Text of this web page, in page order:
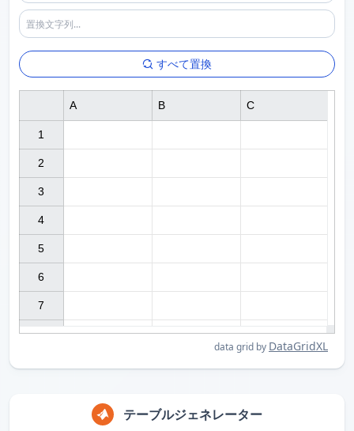
すべて置換
data grid by DataGridXL
1
2
3
4
5
6
7
A B C
テーブルジェネレーター